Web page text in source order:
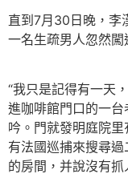
直到7月30日晚，李
一名生疏男人忽然闖
“我只是記得有一天
進咖啡館門口的一
吟。門就發明庭院
有法國巡捕來搜尋過
的房間，并說沒有抓